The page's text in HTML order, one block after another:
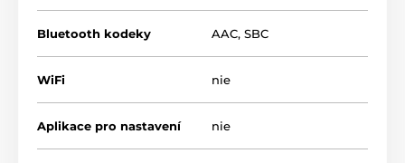
Produkt je zaradený v kategóriách
Aktuální slevy K počítači
Bluetooth kodeky AAC, SBC
WiFi nie
Aplikace pro nastavení nie